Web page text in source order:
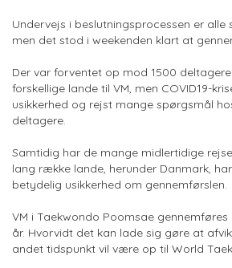
Undervejs i beslutningsprocessen er alle
men det stod i weekenden klart at
Der var forventet op mod 1500
forskellige lande til VM, men COVID19-
usikkerhed og rejst mange spørgsmål
deltagere.
Samtidig har de mange midlertidige
lang række lande, herunder Danmark,
betydelig usikkerhed om gennemførslen.
VM i Taekwondo Poomsae
år. Hvorvidt det kan lade sig gøre at
andet tidspunkt vil være op til World